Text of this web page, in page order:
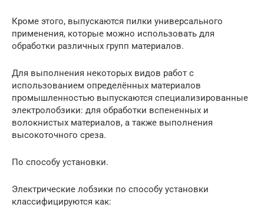
Кроме этого, выпускаются пилки универсального
применения, которые можно использовать для
обработки различных групп материалов.
Для выполнения некоторых видов работ с
использованием определённых материалов
промышленностью выпускаются специализированные
электролобзики: для обработки вспененных и
волокнистых материалов, а также выполнения
высокоточного среза.
По способу установки.
Электрические лобзики по способу установки
классифицируются как: